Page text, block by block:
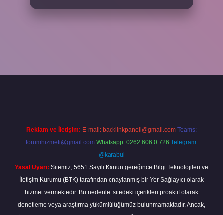
Reklam ve İletişim: E-mail: backlinkpaneli@gmail.com Teams:
forumhizmeti@gmail.com Whatsapp: 0262 606 0 726 Telegram:
@karabul
Yasal Uyarı: Sitemiz, 5651 Sayılı Kanun gereğince Bilgi Teknolojileri ve
İletişim Kurumu (BTK) tarafından onaylanmış bir Yer Sağlayıcı olarak
hizmet vermektedir. Bu nedenle, sitedeki içerikleri proaktif olarak
denetleme veya araştırma yükümlülüğümüz bulunmamaktadır. Ancak,